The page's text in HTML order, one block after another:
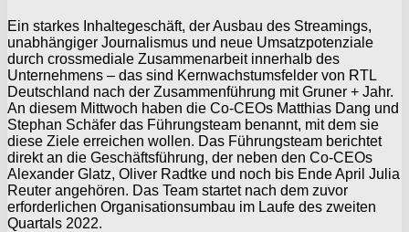
Ein starkes Inhaltegeschäft, der Ausbau des Streamings,
unabhängiger Journalismus und neue Umsatzpotenziale
durch crossmediale Zusammenarbeit innerhalb des
Unternehmens – das sind Kernwachstumsfelder von RTL
Deutschland nach der Zusammenführung mit Gruner + Jahr.
An diesem Mittwoch haben die Co-CEOs Matthias Dang und
Stephan Schäfer das Führungsteam benannt, mit dem sie
diese Ziele erreichen wollen. Das Führungsteam berichtet
direkt an die Geschäftsführung, der neben den Co-CEOs
Alexander Glatz, Oliver Radtke und noch bis Ende April Julia
Reuter angehören. Das Team startet nach dem zuvor
erforderlichen Organisationsumbau im Laufe des zweiten
Quartals 2022.